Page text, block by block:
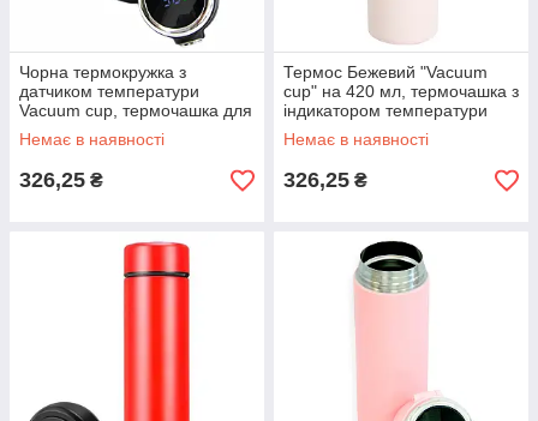
Чорна термокружка з
датчиком температури
Vacuum cup, термочашка для
чаю з індикатором (420 мл),
чашка термос
Немає в наявності
326,25 ₴
Термос Бежевий "Vacuum
cup" на 420 мл, термочашка з
індикатором температури
для чаю, термокружка для
кави
Немає в наявності
326,25 ₴